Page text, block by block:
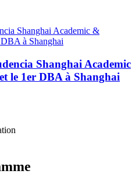
Shanghai Academic
le 1er DBA à Shanghai